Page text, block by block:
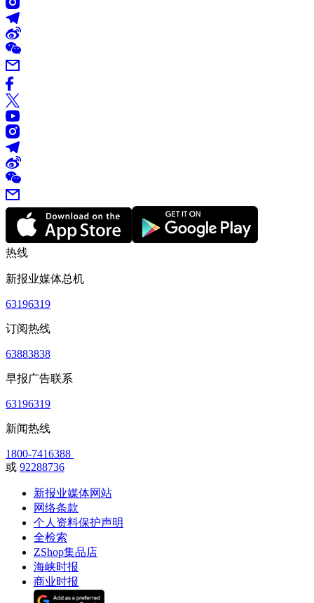
热线
新报业媒体总机
63196319
订阅热线
63883838
早报广告联系
63196319
新闻热线
1800-7416388
或 92288736
新报业媒体网站
网络条款
个人资料保护声明
全检索
ZShop集品店
海峡时报
商业时报